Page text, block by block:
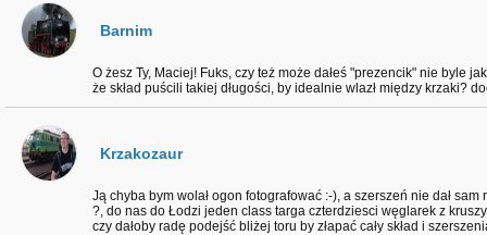
Barnim
O żesz Ty, Maciej! Fuks, czy też może dałeś "prezencik" nie byle
że skład puścili takiej długości, by idealnie wlazł między krzaki?
Krzakozaur
Ją chyba bym wolał ogon fotografować :-), a szerszeń nie dał
?, do nas do Łodzi jeden class targa czterdziesci węglarek z
czy dałoby radę podejść bliżej toru by złapać cały skład i